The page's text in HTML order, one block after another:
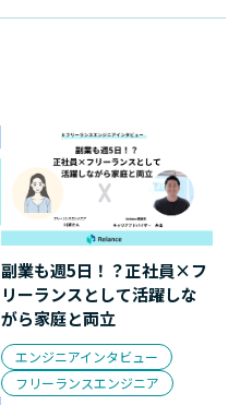
副業も週5日！？正社員×フ
リーランスとして活躍しな
がら家庭と両立
エンジニアインタビュー
フリーランスエンジニア